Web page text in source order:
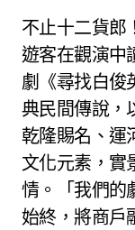
不止十二貨郎
遊客在觀演中
劇《尋找白俊
典民間傳說，
乾隆賜名、運
文化元素，實
情。「我們的
始終，將商戶